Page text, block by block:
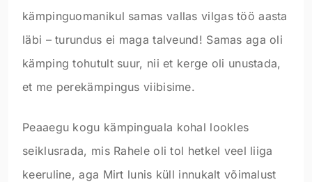
kämpinguomanikul samas vallas vilgas töö aasta
läbi – turundus ei maga talveund! Samas aga oli
kämping tohutult suur, nii et kerge oli unustada,
et me perekämpingus viibisime.
Peaaegu kogu kämpinguala kohal lookles
seiklusrada, mis Rahele oli tol hetkel veel liiga
keeruline, aga Mirt lunis küll innukalt võimalust